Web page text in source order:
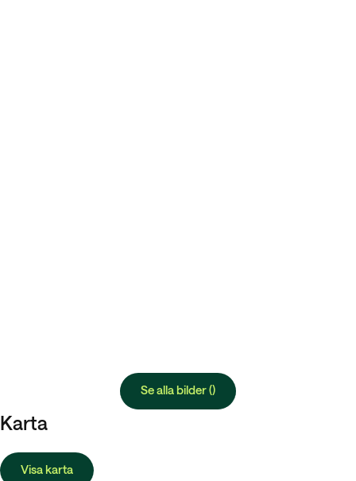
Se alla bilder ()
Karta
Visa karta